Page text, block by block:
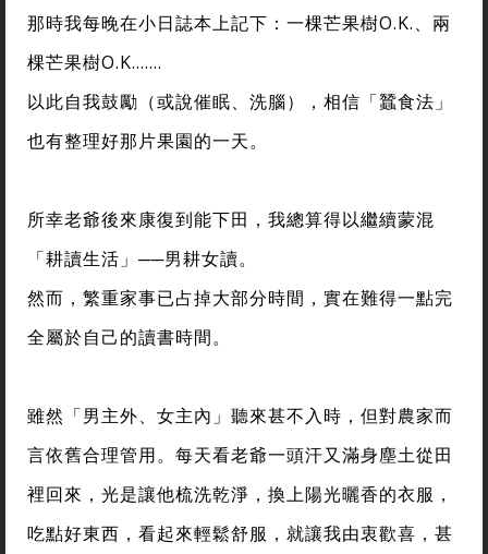
那時我每晚在小日誌本上記下：一棵芒果樹O.K.、兩
棵芒果樹O.K.……
以此自我鼓勵（或說催眠、洗腦），相信「蠶食法」
也有整理好那片果園的一天。
所幸老爺後來康復到能下田，我總算得以繼續蒙混
「耕讀生活」──男耕女讀。
然而，繁重家事已占掉大部分時間，實在難得一點完
全屬於自己的讀書時間。
雖然「男主外、女主內」聽來甚不入時，但對農家而
言依舊合理管用。每天看老爺一頭汗又滿身塵土從田
裡回來，光是讓他梳洗乾淨，換上陽光曬香的衣服，
吃點好東西，看起來輕鬆舒服，就讓我由衷歡喜，甚